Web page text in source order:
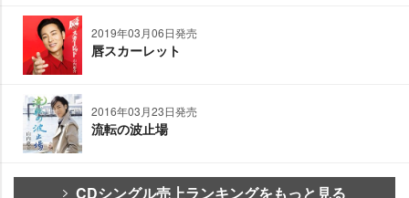
2019年03月06日発売
唇スカーレット
2016年03月23日発売
流転の波止場
CDシングル売上ランキングをもっと見る